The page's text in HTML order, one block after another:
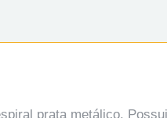
prata metálico.